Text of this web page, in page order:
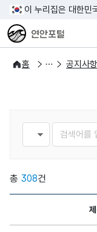
이 누리집은 대한민
연안포털
홈
연안소식
뉴스소식 공지사항
총 308건